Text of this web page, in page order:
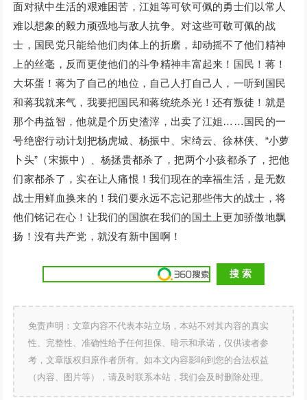
面对狱中生活的艰难困苦，江姐等可钦可佩的勇士们以常人
难以想象的毅力顽强地与敌人抗争。对这些可敬可佩的战
士，国民党只能给他们肉体上的折磨，却动摇不了他们精神
上的丝毫，反而更使他们的斗争精神丰富起来！国民！蒋！
大坏蛋！蒋为了自己的地位，自己人打自己人，一听到国民
和蒋我就来气，我要把国民和蒋统统杀光！还有叛徒！就是
那个冉益智，他就是个历史渣滓，出卖了江姐……国民的一
号绝密行动计划把杨虎城、杨振中、宋绮云、徐林侠、“小萝
卜头”（宋振中）、杨拯贵都杀了，把两个小孩都杀了，把他
们家都杀了，实在让人痛恨！我们现在的幸福生活，是无数
战士用鲜血换来的！我们要永远不忘记那些伟大的战士，将
他们铭记在心！让我们的国旗在我们的国土上更加骄傲地飘
扬！没有共产党，就没有新中国啊！
免责声明：文章内容不代表本站立场，本站不对其内容的真实
性、完整性、准确性给予任何担保、暗示和承诺，仅供读者参
考，文章版权归原作者所有。如本文内容影响到您的合法权益
（内容、图片等），请及时联系本站，我们会及时删除处理。